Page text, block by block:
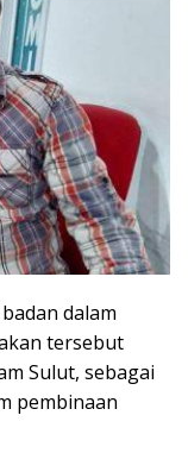
dalam
tersebut
Sulut, sebagai
pembinaan